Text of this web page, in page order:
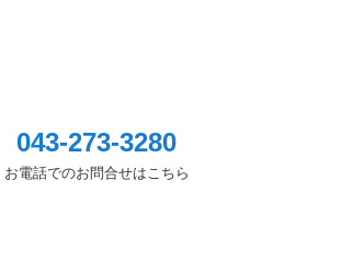
043-273-3280
お電話でのお問合せはこちら